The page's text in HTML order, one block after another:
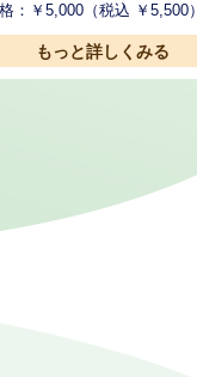
：￥5,000（税込 ￥5,500）
もっと詳しくみる